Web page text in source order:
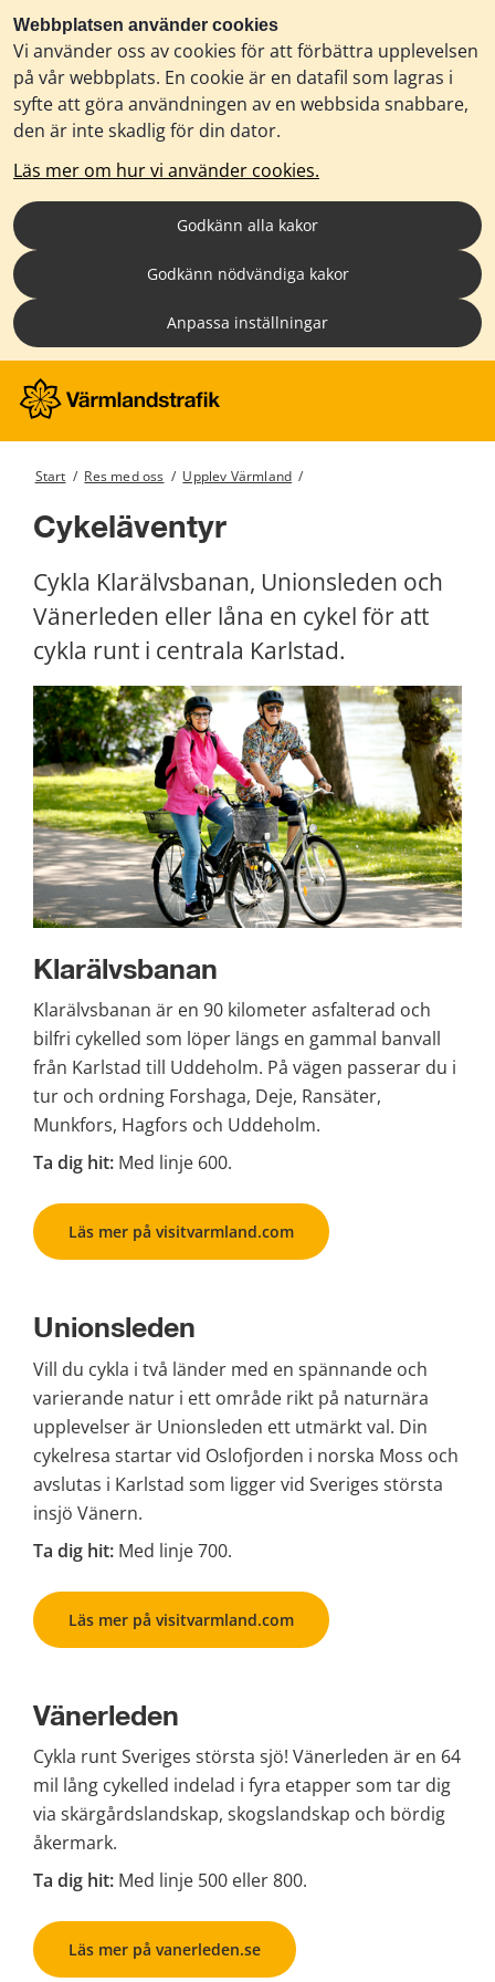
Webbplatsen använder cookies
Vi använder oss av cookies för att förbättra upplevelsen
på vår webbplats. En cookie är en datafil som lagras i
syfte att göra användningen av en webbsida snabbare,
den är inte skadlig för din dator.
Läs mer om hur vi använder cookies.
Godkänn alla kakor
Godkänn nödvändiga kakor
Anpassa inställningar
Start / Res med oss / Upplev Värmland /
Cykeläventyr
Cykla Klarälvsbanan, Unionsleden och
Vänerleden eller låna en cykel för att
cykla runt i centrala Karlstad.
Klarälvsbanan
Klarälvsbanan är en 90 kilometer asfalterad och
bilfri cykelled som löper längs en gammal banvall
från Karlstad till Uddeholm. På vägen passerar du i
tur och ordning Forshaga, Deje, Ransäter,
Munkfors, Hagfors och Uddeholm.
Ta dig hit: Med linje 600.
Läs mer på visitvarmland.com
Unionsleden
Vill du cykla i två länder med en spännande och
varierande natur i ett område rikt på naturnära
upplevelser är Unionsleden ett utmärkt val. Din
cykelresa startar vid Oslofjorden i norska Moss och
avslutas i Karlstad som ligger vid Sveriges största
insjö Vänern.
Ta dig hit: Med linje 700.
Läs mer på visitvarmland.com
Vänerleden
Cykla runt Sveriges största sjö! Vänerleden är en 64
mil lång cykelled indelad i fyra etapper som tar dig
via skärgårdslandskap, skogslandskap och bördig
åkermark.
Ta dig hit: Med linje 500 eller 800.
Läs mer på vanerleden.se